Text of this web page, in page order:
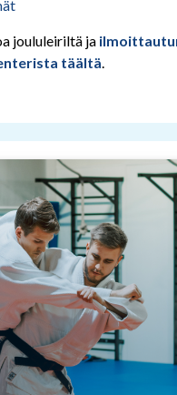
joululeiriltä ja
täältä